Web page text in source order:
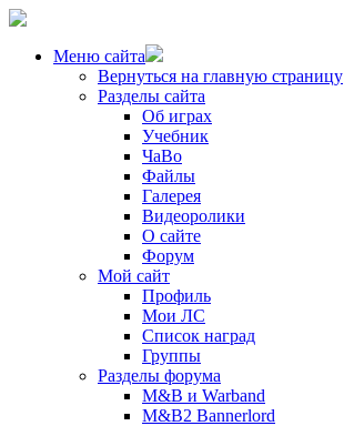
Меню сайта
Вернуться на главную страницу
Разделы сайта
Об играх
Учебник
ЧаВо
Файлы
Галерея
Видеоролики
О сайте
Форум
Мой сайт
Профиль
Мои ЛС
Список наград
Группы
Разделы форума
M&B и Warband
M&B2 Bannerlord